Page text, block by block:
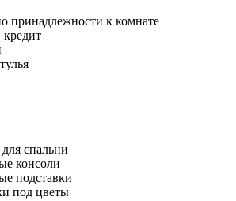
принадлежности к комнате
спальни
консоли
подставки
под цветы